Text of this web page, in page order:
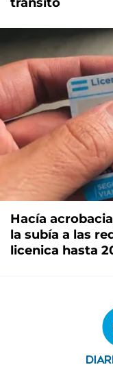
Hacía
la subía a las
licenica hasta